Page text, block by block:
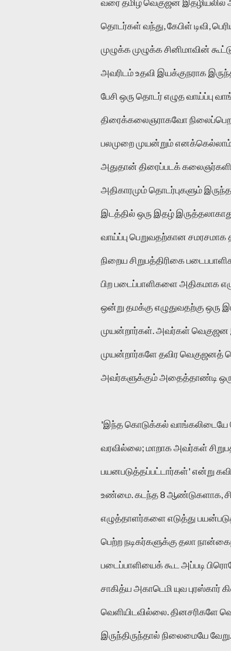
தொடர்கள் வந்து, கேபிள் டிவி,
முழுக்க முழுக்க சினிமாவின்
அவரிடம் உதவி இயக்குநராக
பேசி ஒரு தொடர் எழுத வாய்ப்பு
திரைக்கலைஞராகவோ
பலமுறை முயன்றும் எனக்கெல்லாம்
அதுதான் திரைப்படக்
அதிகாரமும் தொடர்புகளும்
இடத்தில் ஒரு இதழ்
வாய்ப்பு பெறுவதற்கான
நிறைய சிறுபத்திரிகை
பிற படைப்பாளிகளை அதிகமாக
ஒன்று தமக்கு எழுதுவதற்கு
முயன்றார்கள். அவர்கள்
முயன்றார்களே தவிர
அவர்களுக்கும் அதைத்தாண்டி
'இந்த கொடுக்கல் வாங்கலிடையே
வரவில்லை; மாறாக அவர்கள்
பயனபடுத்தப்பட்டார்கள்' என்று
உண்மை. கடந்த 8 ஆண்டுகளாக,
எழுத்தாளர்களை எடுத்து
பெற்ற நடிகர்களுக்கு தலா
படைப்பாளியைக் கூட அப்படி
சாகித்ய அகாடெமி யுவ
வெளியிடவில்லை. தினசரிகளே
இருந்திருந்தால் நிலைமையே வேறு.